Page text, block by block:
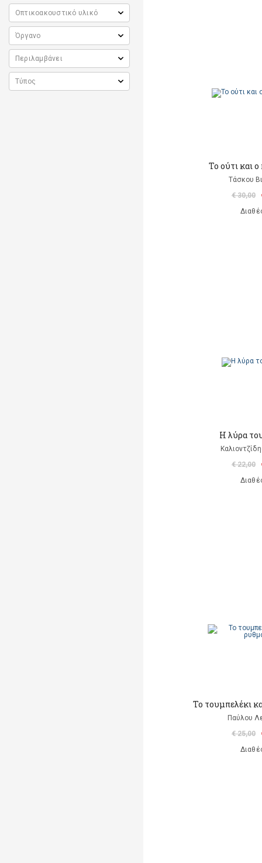
To ούτι και
Τάσκου
€ 30,00
Η λύρα
€ 22,00
Το τουμπελέκι
Παύλου
€ 25,00